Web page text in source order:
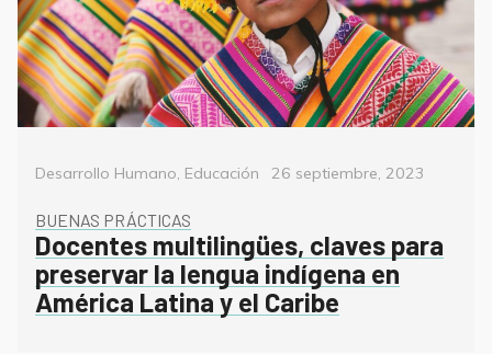
Categorías
Desarrollo Humano, Educación
Posted
26 septiembre, 2023
BUENAS PRÁCTICAS
Docentes multilingües, claves para
preservar la lengua indígena en
América Latina y el Caribe